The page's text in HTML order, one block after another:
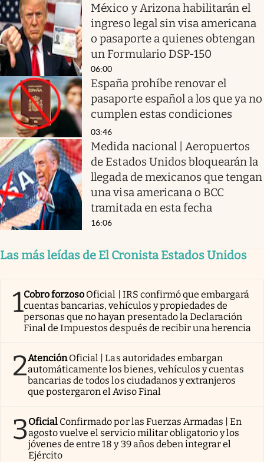
México y Arizona habilitarán el
ingreso legal sin visa americana
o pasaporte a quienes obtengan
un Formulario DSP-150
06:00
España prohíbe renovar el
pasaporte español a los que ya no
cumplen estas condiciones
03:46
Medida nacional | Aeropuertos
de Estados Unidos bloquearán la
llegada de mexicanos que tengan
una visa americana o BCC
tramitada en esta fecha
16:06
Las más leídas de El Cronista Estados Unidos
1Cobro forzoso Oficial | IRS confirmó que embargará
cuentas bancarias, vehículos y propiedades de
personas que no hayan presentado la Declaración
Final de Impuestos después de recibir una herencia
2AtenciónOficial | Las autoridades embargan
automáticamente los bienes, vehículos y cuentas
bancarias de todos los ciudadanos y extranjeros
que postergaron el Aviso Final
3Oficial Confirmado por las Fuerzas Armadas | En
agosto vuelve el servicio militar obligatorio y los
jóvenes de entre 18 y 39 años deben integrar el
Ejército